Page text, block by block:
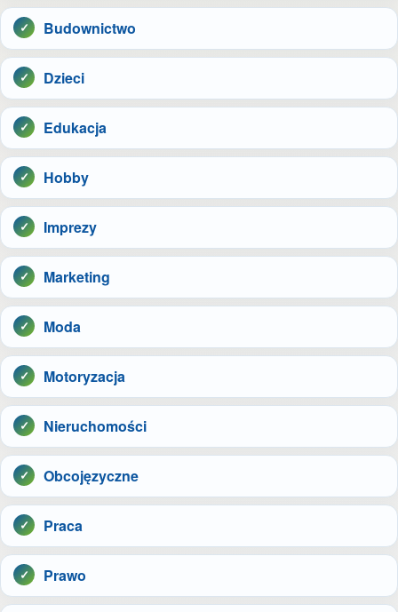
Budownictwo
Dzieci
Edukacja
Hobby
Imprezy
Marketing
Moda
Motoryzacja
Nieruchomości
Obcojęzyczne
Praca
Prawo